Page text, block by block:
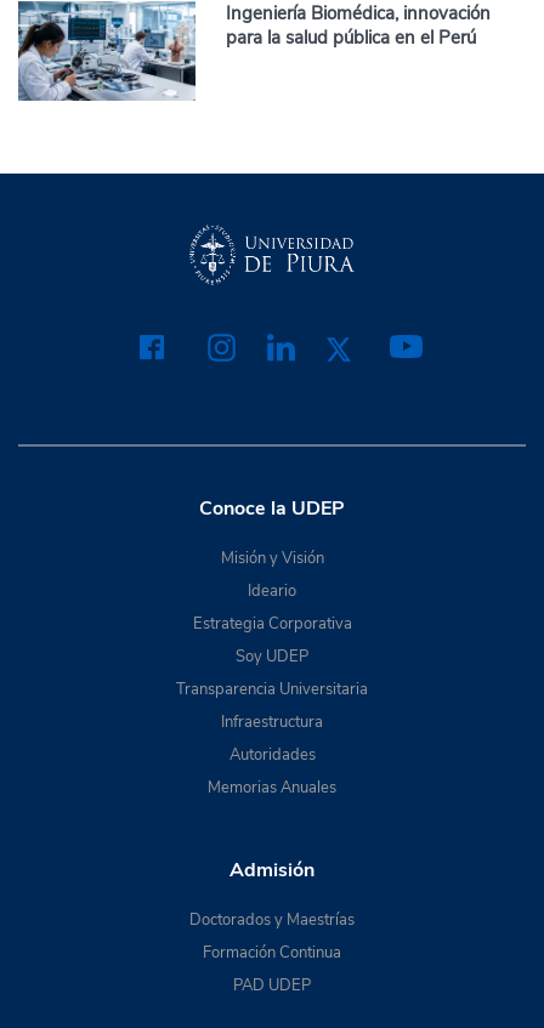
Ingeniería Biomédica, innovación
para la salud pública en el Perú
Conoce la UDEP
Misión y Visión
Ideario
Estrategia Corporativa
Soy UDEP
Transparencia Universitaria
Infraestructura
Autoridades
Memorias Anuales
Admisión
Doctorados y Maestrías
Formación Continua
PAD UDEP